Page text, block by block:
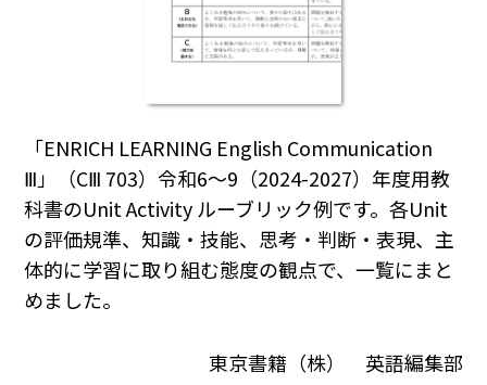
「ENRICH LEARNING English Communication
Ⅲ」（CⅢ 703）令和6～9（2024-2027）年度用教
科書のUnit Activity ルーブリック例です。各Unit
の評価規準、知識・技能、思考・判断・表現、主
体的に学習に取り組む態度の観点で、一覧にまと
めました。
東京書籍（株） 英語編集部